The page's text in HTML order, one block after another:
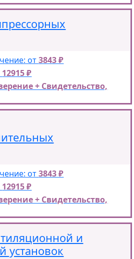
от3843 ₽
12915 ₽
+ Свидетельство,
от3843 ₽
12915 ₽
+ Свидетельство,
и
установок